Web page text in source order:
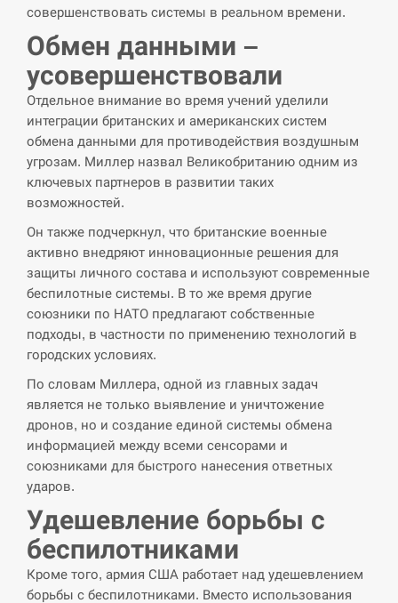
совершенствовать системы в реальном времени.
Обмен данными –
усовершенствовали
Отдельное внимание во время учений уделили
интеграции британских и американских систем
обмена данными для противодействия воздушным
угрозам. Миллер назвал Великобританию одним из
ключевых партнеров в развитии таких
возможностей.
Он также подчеркнул, что британские военные
активно внедряют инновационные решения для
защиты личного состава и используют современные
беспилотные системы. В то же время другие
союзники по НАТО предлагают собственные
подходы, в частности по применению технологий в
городских условиях.
По словам Миллера, одной из главных задач
является не только выявление и уничтожение
дронов, но и создание единой системы обмена
информацией между всеми сенсорами и
союзниками для быстрого нанесения ответных
ударов.
Удешевление борьбы с
беспилотниками
Кроме того, армия США работает над удешевлением
борьбы с беспилотниками. Вместо использования